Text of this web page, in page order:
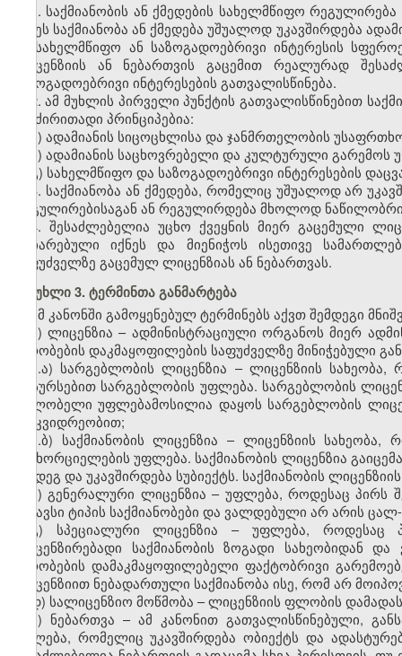
1. საქმიანობის ან ქმედების სახელმწიფო
თუ ეს საქმიანობა ან ქმედება უშუალოდ უკავშირდება
ან სახელმწიფო ან საზოგადოებრივი ინტერესის
ლიცენზიის ან ნებართვის გაცემით რეალურად
საზოგადოებრივი ინტერესების გათვალისწინება.
2. ამ მუხლის პირველი პუნქტის გათვალისწინებით
და ძირითადი პრინციპებია:
ა) ადამიანის სიცოცხლისა და ჯანმრთელობის
ბ) ადამიანის საცხოვრებელი და კულტურული
გ) სახელმწიფო და საზოგადოებრივი ინტერესების
3. საქმიანობა ან ქმედება, რომელიც უშუალოდ არ
რეგულირებისაგან ან რეგულირდება მხოლოდ
4. შესაძლებელია უცხო ქვეყნის მიერ გაცემული
აღიარებული იქნეს და მიენიჭოს ისეთივე
საფუძველზე გაცემულ ლიცენზიას ან ნებართვას.
მუხლი 3. ტერმინთა განმარტება
ამ კანონში გამოყენებულ ტერმინებს აქვთ შემდეგი
ა) ლიცენზია – ადმინისტრაციული ორგანოს მიერ
პირობების დაკმაყოფილების საფუძველზე მინიჭებული
ა.ა) სარგებლობის ლიცენზია – ლიცენზიის
რესურსებით სარგებლობის უფლება. სარგებლობის
მფლობელი უფლებამოსილია დაყოს სარგებლობის
მემკვიდრეობით;
ა.ბ) საქმიანობის ლიცენზია – ლიცენზიის
განხორციელების უფლება. საქმიანობის ლიცენზია
შემდეგ და უკავშირდება სუბიექტს. საქმიანობის
ბ) გენერალური ლიცენზია – უფლება, როდესაც პირს
მსგავსი ტიპის საქმიანობები და ვალდებული არ არის
გ) სპეციალური ლიცენზია – უფლება, როდესაც
ლიცენზირებადი საქმიანობის ზოგადი სახეობიდან
პირობების დამაკმაყოფილებელი ფაქტობრივი
ლიცენზიით ნებადართული საქმიანობა ისე, რომ არ
დ) სალიცენზიო მოწმობა – ლიცენზიის ფლობის
ე) ნებართვა – ამ კანონით გათვალისწინებული,
უფლება, რომელიც უკავშირდება ობიექტს და